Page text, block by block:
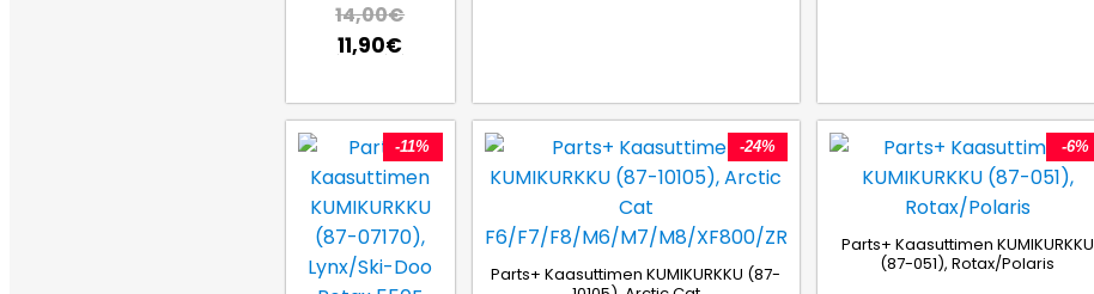
14,00€
11,90€
-11% -24%
Parts+ Kaasuttimen KUMIKURKKU (87-
-6%
Parts+ Kaasuttimen KUMIKURKKU
(87-051), Rotax/Polaris